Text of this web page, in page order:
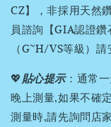
CZ】，非採用天然
員諮詢【GIA認證
（G~H/VS等級）請
💖貼心提示：通常
晚上測量,如果不確
測量時,請先詢問店